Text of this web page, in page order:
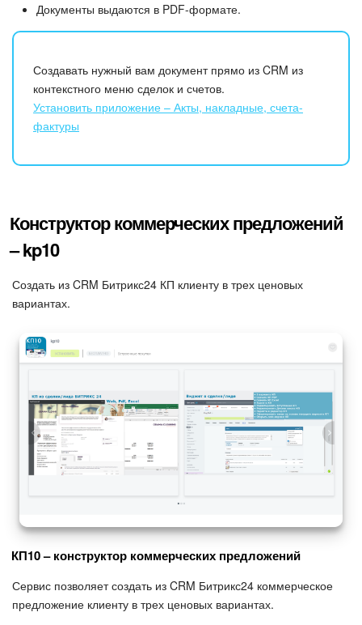
Документы выдаются в PDF-формате.
Создавать нужный вам документ прямо из CRM из
контекстного меню сделок и счетов.
Установить приложение – Акты, накладные, счета-
фактуры
Конструктор коммерческих предложений
– kp10
Создать из CRM Битрикс24 КП клиенту в трех ценовых
вариантах.
КП10 – конструктор коммерческих предложений
Сервис позволяет создать из CRM Битрикс24 коммерческое
предложение клиенту в трех ценовых вариантах.